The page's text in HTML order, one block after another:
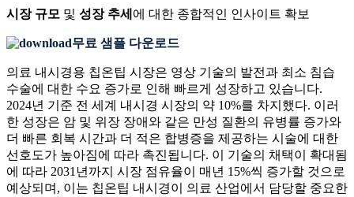
시장 규모 및 성장 추세 에 대한 종합적인 인사이트 확보
무료 샘플 다운로드
의료 내시경용 칩온팁 시장은 영상 기술의 발전과 최소 침습
수술에 대한 수요 증가로 인해 빠르게 성장하고 있습니다.
2024년 기준 전 세계 내시경 시장의 약 10%를 차지했다. 이러
한 성장은 암 및 위장 장애와 같은 만성 질환의 유병률 증가와
더 빠른 회복 시간과 더 적은 합병증을 제공하는 시술에 대한
선호도가 높아짐에 따라 촉진됩니다. 이 기술의 채택이 확대됨
에 따라 2031년까지 시장 점유율이 매년 15%씩 증가할 것으로
예상되며, 이는 칩온팁 내시경이 의료 산업에서 담당할 중요한